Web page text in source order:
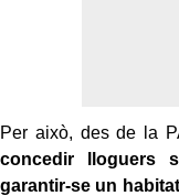
Per això, des de la
concedir lloguers
garantir-se un